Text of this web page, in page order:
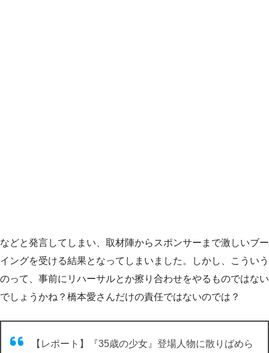
などと発言してしまい、取材陣からスポンサーまで激しいブー
イングを受ける結果となってしまいました。しかし、こういう
のって、事前にリハーサルとか擦り合わせをやるものではない
でしょうかね？橋本愛さんだけの責任ではないのでは？
【レポート】『35歳の少女』登場人物に散りばめら